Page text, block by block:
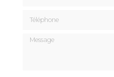
Message